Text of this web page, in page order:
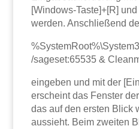
[Windows-Taste]+[R]
werden. Anschließend
/sageset:65535 &
eingeben und mit der
erscheint das Fenster
das auf den ersten Blick
aussieht. Beim zweiten